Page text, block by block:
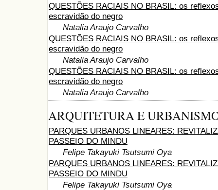
QUESTÕES RACIAIS NO BRASIL: os
escravidão do negro
Natalia Araujo Carvalho
QUESTÕES RACIAIS NO BRASIL: os
escravidão do negro
Natalia Araujo Carvalho
QUESTÕES RACIAIS NO BRASIL: os
escravidão do negro
Natalia Araujo Carvalho
ARQUITETURA E
PARQUES URBANOS LINEARES:
PASSEIO DO MINDU
Felipe Takayuki Tsutsumi Oya
PARQUES URBANOS LINEARES:
PASSEIO DO MINDU
Felipe Takayuki Tsutsumi Oya